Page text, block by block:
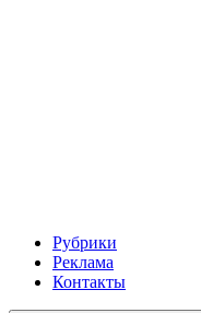
Рубрики
Реклама
Контакты